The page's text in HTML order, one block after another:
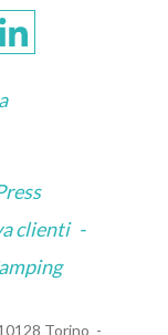
clienti -
Torino